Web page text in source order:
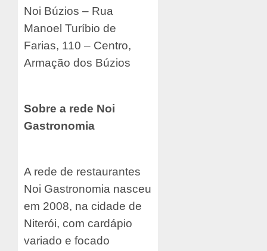
Noi Búzios – Rua
Manoel Turíbio de
Farias, 110 – Centro,
Armação dos Búzios
Sobre a rede Noi
Gastronomia
A rede de restaurantes
Noi Gastronomia nasceu
em 2008, na cidade de
Niterói, com cardápio
variado e focado